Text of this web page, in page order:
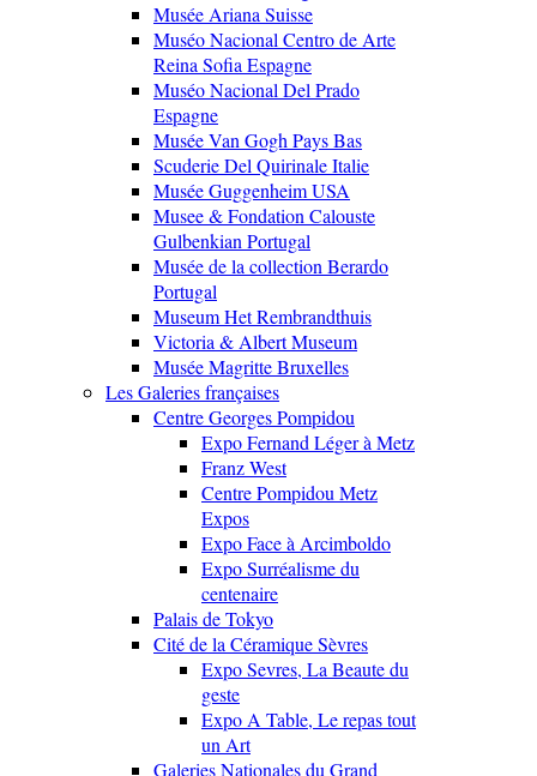
Musée Ariana Suisse
Muséo Nacional Centro de Arte
Reina Sofia Espagne
Muséo Nacional Del Prado
Espagne
Musée Van Gogh Pays Bas
Scuderie Del Quirinale Italie
Musée Guggenheim USA
Musee & Fondation Calouste
Gulbenkian Portugal
Musée de la collection Berardo
Portugal
Museum Het Rembrandthuis
Victoria & Albert Museum
Musée Magritte Bruxelles
Les Galeries françaises
Centre Georges Pompidou
Expo Fernand Léger à Metz
Franz West
Centre Pompidou Metz
Expos
Expo Face à Arcimboldo
Expo Surréalisme du
centenaire
Palais de Tokyo
Cité de la Céramique Sèvres
Expo Sevres, La Beaute du
geste
Expo A Table, Le repas tout
un Art
Galeries Nationales du Grand